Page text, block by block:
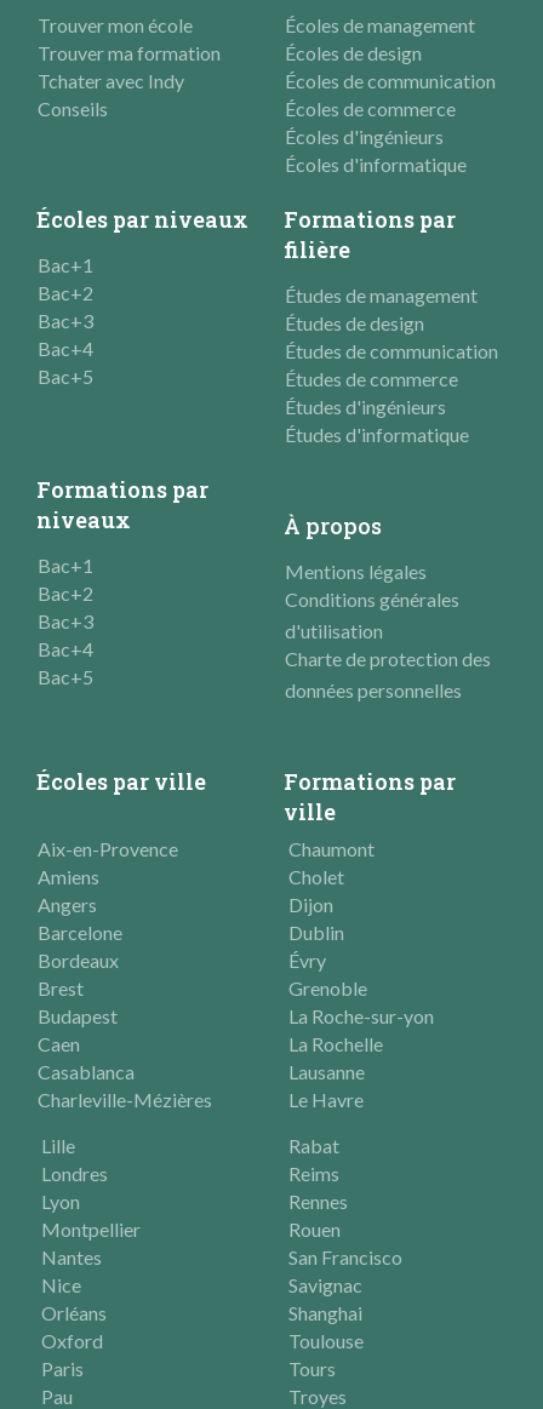
Trouver mon école
Trouver ma formation
Tchater avec Indy
Conseils
Écoles de management
Écoles de design
Écoles de communication
Écoles de commerce
Écoles d'ingénieurs
Écoles d'informatique
Écoles par niveaux
Bac+1
Bac+2
Bac+3
Bac+4
Bac+5
Formations par
filière
Études de management
Études de design
Études de communication
Études de commerce
Études d'ingénieurs
Études d'informatique
Formations par
niveaux
Bac+1
Bac+2
Bac+3
Bac+4
Bac+5
À propos
Mentions légales
Conditions générales
d'utilisation
Charte de protection des
données personnelles
Écoles par ville
Formations par
ville
Aix-en-Provence
Amiens
Angers
Barcelone
Bordeaux
Brest
Budapest
Caen
Casablanca
Charleville-Mézières
Chaumont
Cholet
Dijon
Dublin
Évry
Grenoble
La Roche-sur-yon
La Rochelle
Lausanne
Le Havre
Lille
Londres
Lyon
Montpellier
Nantes
Nice
Orléans
Oxford
Paris
Pau
Rabat
Reims
Rennes
Rouen
San Francisco
Savignac
Shanghai
Toulouse
Tours
Troyes